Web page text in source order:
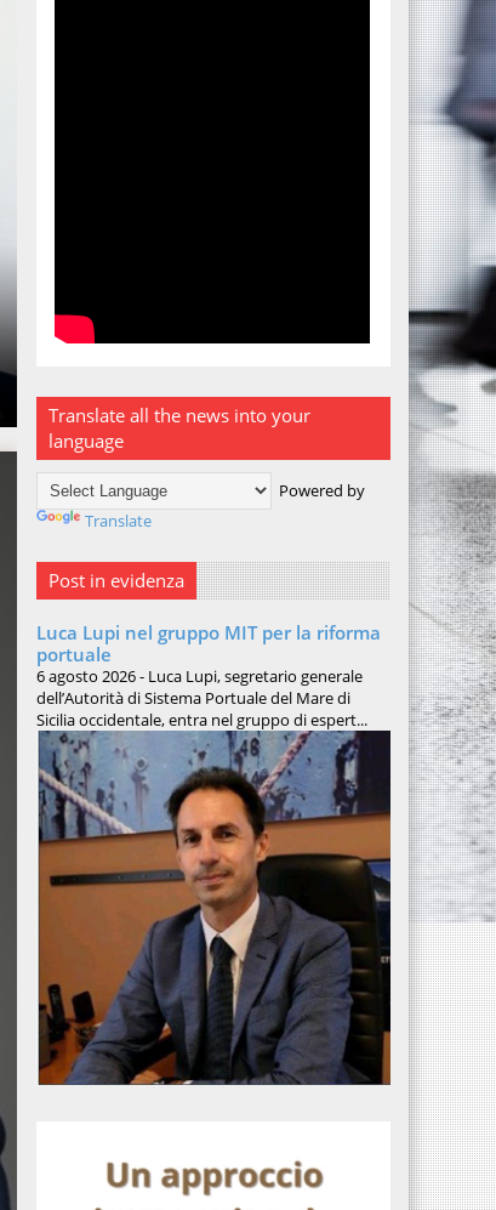
Translate all the news into your
language
Powered by
Translate
Post in evidenza
Luca Lupi nel gruppo MIT per la riforma
portuale
6 agosto 2026 - Luca Lupi, segretario generale
dell’Autorità di Sistema Portuale del Mare di
Sicilia occidentale, entra nel gruppo di espert...